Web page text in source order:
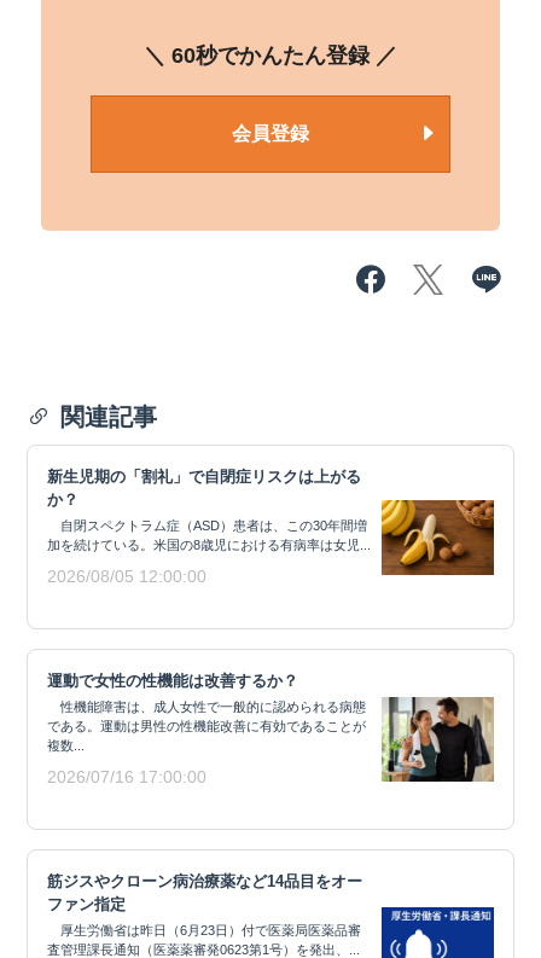
＼ 60秒でかんたん登録 ／
会員登録
関連記事
新生児期の「割礼」で自閉症リスクは上がる
か？
自閉スペクトラム症（ASD）患者は、この30年間増
加を続けている。米国の8歳児における有病率は女児...
2026/08/05 12:00:00
運動で女性の性機能は改善するか？
性機能障害は、成人女性で一般的に認められる病態
である。運動は男性の性機能改善に有効であることが
複数...
2026/07/16 17:00:00
筋ジスやクローン病治療薬など14品目をオー
ファン指定
厚生労働省は昨日（6月23日）付で医薬局医薬品審
査管理課長通知（医薬薬審発0623第1号）を発出、...